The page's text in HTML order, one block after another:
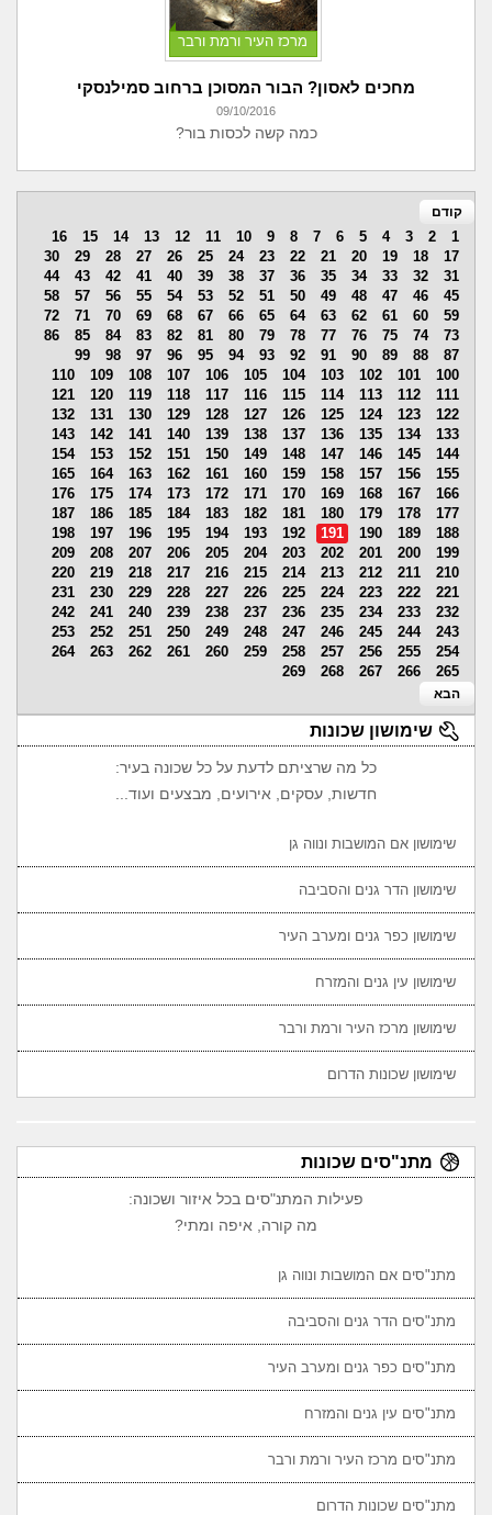
מרכז העיר ורמת ורבר
מחכים לאסון? הבור המסוכן ברחוב סמילנסקי
09/10/2016
כמה קשה לכסות בור?
קודם
1
2
3
4
5
6
7
8
9
10
11
12
13
14
15
16
17
18
19
20
21
22
23
24
25
26
27
28
29
30
31
32
33
34
35
36
37
38
39
40
41
42
43
44
45
46
47
48
49
50
51
52
53
54
55
56
57
58
59
60
61
62
63
64
65
66
67
68
69
70
71
72
73
74
75
76
77
78
79
80
81
82
83
84
85
86
87
88
89
90
91
92
93
94
95
96
97
98
99
100
101
102
103
104
105
106
107
108
109
110
111
112
113
114
115
116
117
118
119
120
121
122
123
124
125
126
127
128
129
130
131
132
133
134
135
136
137
138
139
140
141
142
143
144
145
146
147
148
149
150
151
152
153
154
155
156
157
158
159
160
161
162
163
164
165
166
167
168
169
170
171
172
173
174
175
176
177
178
179
180
181
182
183
184
185
186
187
188
189
190
191
192
193
194
195
196
197
198
199
200
201
202
203
204
205
206
207
208
209
210
211
212
213
214
215
216
217
218
219
220
221
222
223
224
225
226
227
228
229
230
231
232
233
234
235
236
237
238
239
240
241
242
243
244
245
246
247
248
249
250
251
252
253
254
255
256
257
258
259
260
261
262
263
264
265
266
267
268
269
הבא
שימושון שכונות
כל מה שרציתם לדעת על כל שכונה בעיר:
חדשות, עסקים, אירועים, מבצעים ועוד...
שימושון אם המושבות ונווה גן
שימושון הדר גנים והסביבה
שימושון כפר גנים ומערב העיר
שימושון עין גנים והמזרח
שימושון מרכז העיר ורמת ורבר
שימושון שכונות הדרום
מתנ"סים שכונות
פעילות המתנ"סים בכל איזור ושכונה:
מה קורה, איפה ומתי?
מתנ"סים אם המושבות ונווה גן
מתנ"סים הדר גנים והסביבה
מתנ"סים כפר גנים ומערב העיר
מתנ"סים עין גנים והמזרח
מתנ"סים מרכז העיר ורמת ורבר
מתנ"סים שכונות הדרום